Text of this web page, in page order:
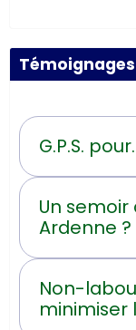
Témoignages
G.P.S.
Un
Ardenne ?
Non-
minimiser